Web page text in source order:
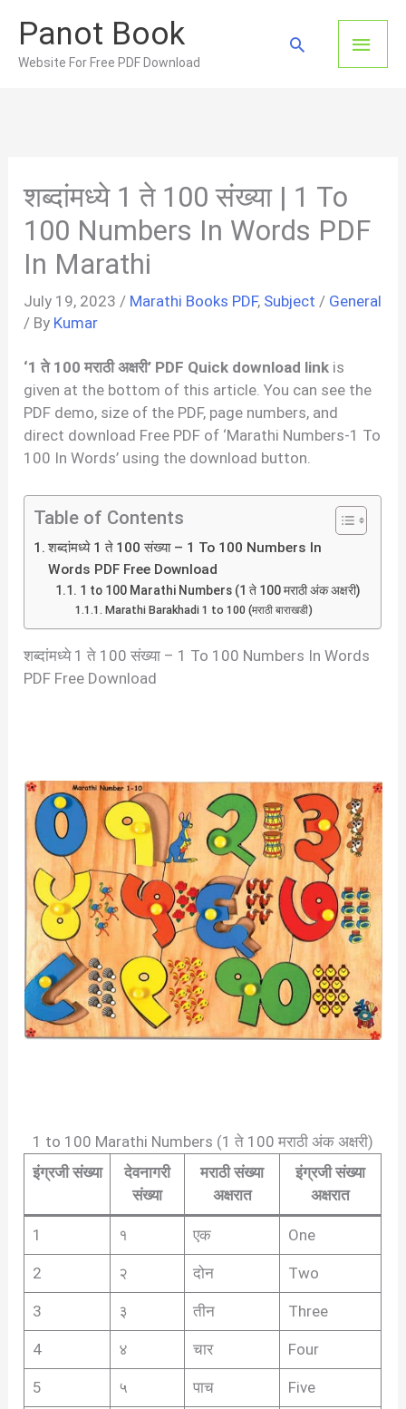
content
Panot Book
Website For Free PDF Download
Main
Search
शब्दांमध्ये 1 ते 100 संख्या | 1 To
100 Numbers In Words PDF
In Marathi
July 19, 2023 / Marathi Books PDF, Subject / General
/ By Kumar
‘1 ते 100 मराठी अक्षरी’ PDF Quick download link is
given at the bottom of this article. You can see the
PDF demo, size of the PDF, page numbers, and
direct download Free PDF of ‘Marathi Numbers-1 To
100 In Words’ using the download button.
Table of Contents
शब्दांमध्ये 1 ते 100 संख्या – 1 To 100 Numbers In
Words PDF Free Download
1 to 100 Marathi Numbers (1 ते 100 मराठी अंक अक्षरी)
Marathi Barakhadi 1 to 100 (मराठी बाराखडी)
शब्दांमध्ये 1 ते 100 संख्या – 1 To 100 Numbers In Words
PDF Free Download
1 to 100 Marathi Numbers (1 ते 100 मराठी अंक अक्षरी)
इंग्रजी संख्या
देवनागरी
संख्या
मराठी संख्या
अक्षरात
इंग्रजी संख्या
अक्षरात
1 १ एक One
2 २ दोन Two
3 ३ तीन Three
4 ४ चार Four
5 ५ पाच Five